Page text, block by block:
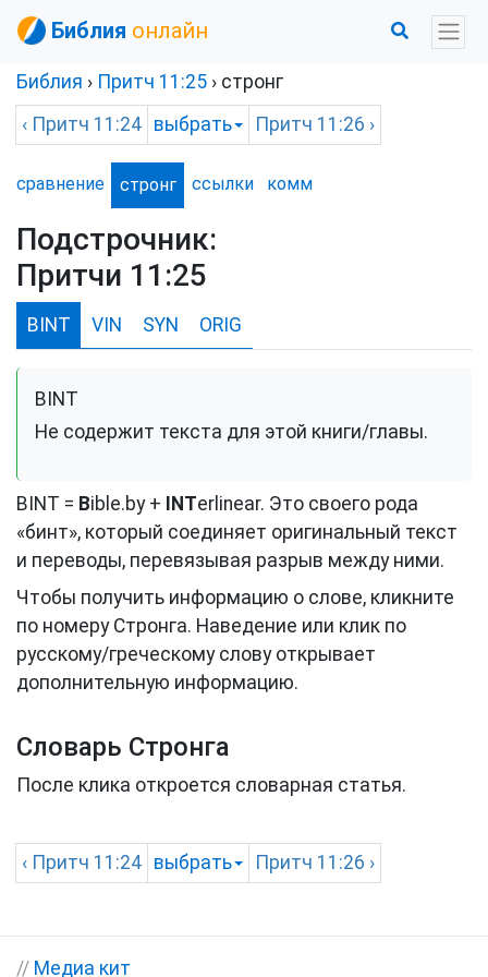
Библия онлайн
Библия › Притч 11:25 › стронг
‹ Притч 11:24 выбрать Притч 11:26 ›
сравнение стронг ссылки комм
Подстрочник:
Притчи 11:25
BINT VIN SYN ORIG
BINT
Не содержит текста для этой книги/главы.
BINT = Bible.by + INTerlinear. Это своего рода
«бинт», который соединяет оригинальный текст
и переводы, перевязывая разрыв между ними.
Чтобы получить информацию о слове, кликните
по номеру Стронга. Наведение или клик по
русскому/греческому слову открывает
дополнительную информацию.
Словарь Стронга
После клика откроется словарная статья.
‹ Притч 11:24 выбрать Притч 11:26 ›
// Медиа кит